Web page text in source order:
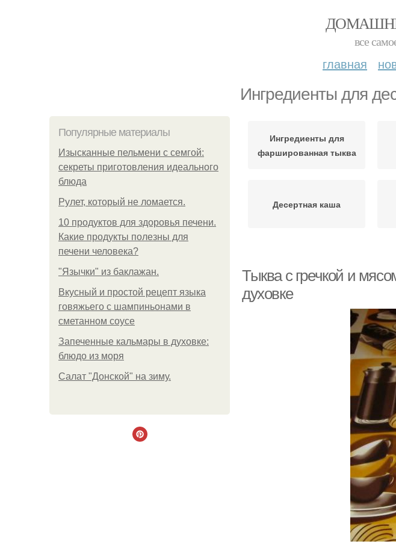
все
главная
Ингредиенты для
Популярные материалы
Изысканные пельмени с семгой:
секреты приготовления идеального
блюда
Рулет, который не ломается.
10 продуктов для здоровья печени.
Какие продукты полезны для
печени человека?
"Язычки" из баклажан.
Вкусный и простой рецепт языка
говяжьего с шампиньонами в
сметанном соусе
Запеченные кальмары в духовке:
блюдо из моря
Салат "Донской" на зиму.
Ингредиенты для
фаршированная тыква
Десертная каша
Тыква с гречкой и
духовке